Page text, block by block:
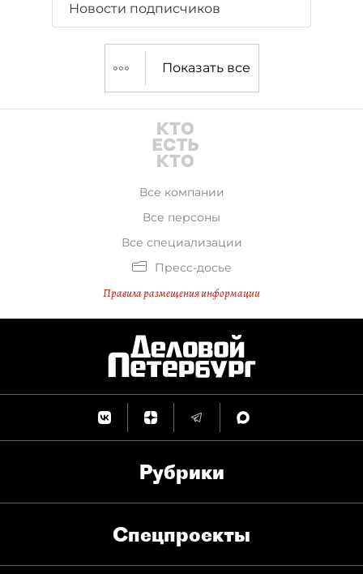
Новости подписчиков
Показать все
Все компании
Все персоны
Все специализации
Пресс-досье
Правила размещения информации
Рубрики
Спец­проекты